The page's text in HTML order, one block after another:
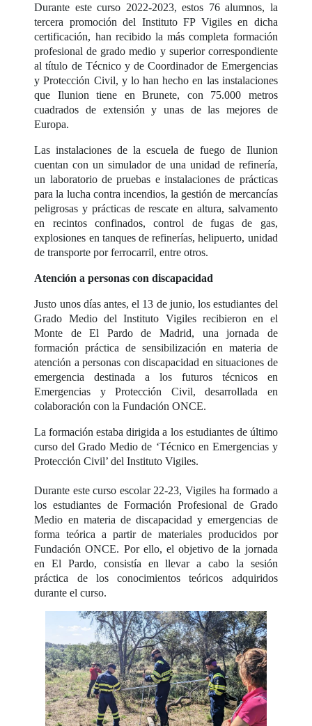
Durante este curso 2022-2023, estos 76 alumnos, la
tercera promoción del Instituto FP Vigiles en dicha
certificación, han recibido la más completa formación
profesional de grado medio y superior correspondiente
al título de Técnico y de Coordinador de Emergencias
y Protección Civil, y lo han hecho en las instalaciones
que Ilunion tiene en Brunete, con 75.000 metros
cuadrados de extensión y unas de las mejores de
Europa.
Las instalaciones de la escuela de fuego de Ilunion
cuentan con un simulador de una unidad de refinería,
un laboratorio de pruebas e instalaciones de prácticas
para la lucha contra incendios, la gestión de mercancías
peligrosas y prácticas de rescate en altura, salvamento
en recintos confinados, control de fugas de gas,
explosiones en tanques de refinerías, helipuerto, unidad
de transporte por ferrocarril, entre otros.
Atención a personas con discapacidad
Justo unos días antes, el 13 de junio, los estudiantes del
Grado Medio del Instituto Vigiles recibieron en el
Monte de El Pardo de Madrid, una jornada de
formación práctica de sensibilización en materia de
atención a personas con discapacidad en situaciones de
emergencia destinada a los futuros técnicos en
Emergencias y Protección Civil, desarrollada en
colaboración con la Fundación ONCE.
La formación estaba dirigida a los estudiantes de último
curso del Grado Medio de ‘Técnico en Emergencias y
Protección Civil’ del Instituto Vigiles.
Durante este curso escolar 22-23, Vigiles ha formado a
los estudiantes de Formación Profesional de Grado
Medio en materia de discapacidad y emergencias de
forma teórica a partir de materiales producidos por
Fundación ONCE. Por ello, el objetivo de la jornada
en El Pardo, consistía en llevar a cabo la sesión
práctica de los conocimientos teóricos adquiridos
durante el curso.